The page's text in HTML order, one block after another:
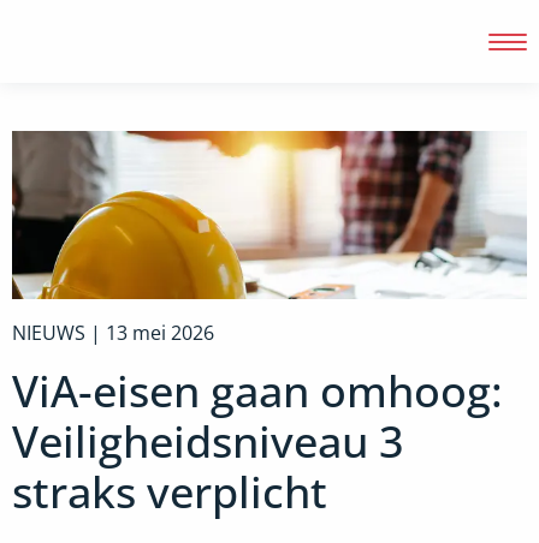
Inloggen
NIEUWS | 13 mei 2026
ViA-eisen gaan omhoog:
Veiligheidsniveau 3
straks verplicht